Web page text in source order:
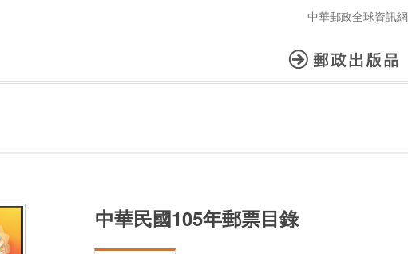
中華郵政全球資訊網
中華民國105年郵票目錄